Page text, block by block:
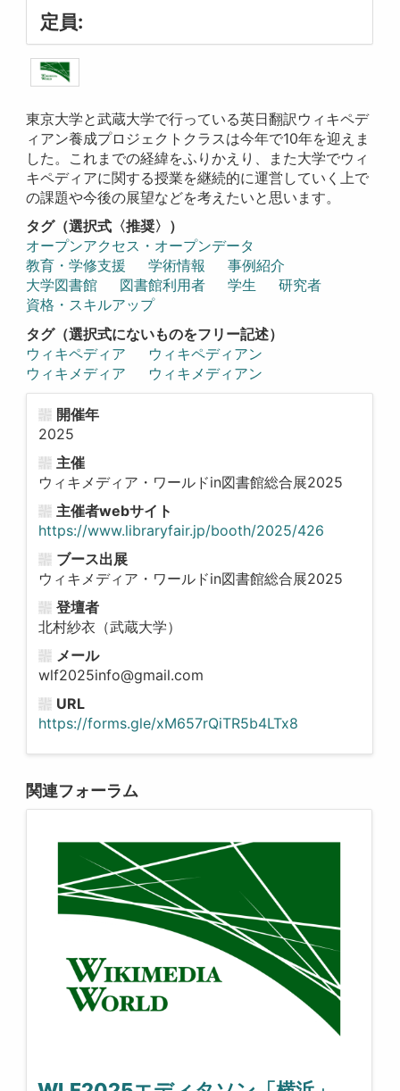
定員:
東京大学と武蔵大学で行っている英日翻訳ウィキペデ
ィアン養成プロジェクトクラスは今年で10年を迎えま
した。これまでの経緯をふりかえり、また大学でウィ
キペディアに関する授業を継続的に運営していく上で
の課題や今後の展望などを考えたいと思います。
タグ（選択式〈推奨〉）
オープンアクセス・オープンデータ
教育・学修支援
学術情報
事例紹介
大学図書館
図書館利用者 学生
研究者
資格・スキルアップ
タグ（選択式にないものをフリー記述）
ウィキペディア
ウィキペディアン
ウィキメディア
ウィキメディアン
開催年
2025
主催
ウィキメディア・ワールドin図書館総合展2025
主催者webサイト
https://www.libraryfair.jp/booth/2025/426
ブース出展
ウィキメディア・ワールドin図書館総合展2025
登壇者
北村紗衣（武蔵大学）
メール
wlf2025info@gmail.com
URL
https://forms.gle/xM657rQiTR5b4LTx8
関連フォーラム